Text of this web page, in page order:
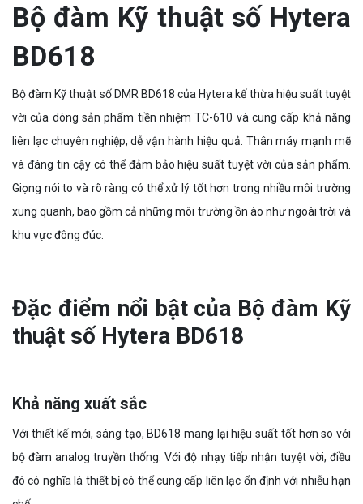
Bộ đàm Kỹ thuật số Hytera
BD618
Bộ đàm Kỹ thuật số DMR BD618 của Hytera kế thừa hiệu suất tuyệt
vời của dòng sản phẩm tiền nhiệm TC-610 và cung cấp khả năng
liên lạc chuyên nghiệp, dễ vận hành hiệu quả. Thân máy mạnh mẽ
và đáng tin cậy có thể đảm bảo hiệu suất tuyệt vời của sản phẩm.
Giọng nói to và rõ ràng có thể xử lý tốt hơn trong nhiều môi trường
xung quanh, bao gồm cả những môi trường ồn ào như ngoài trời và
khu vực đông đúc.
Đặc điểm nổi bật của Bộ đàm Kỹ
thuật số Hytera BD618
Khả năng xuất sắc
Với thiết kế mới, sáng tạo, BD618 mang lại hiệu suất tốt hơn so với
bộ đàm analog truyền thống. Với độ nhạy tiếp nhận tuyệt vời, điều
đó có nghĩa là thiết bị có thể cung cấp liên lạc ổn định với nhiễu hạn